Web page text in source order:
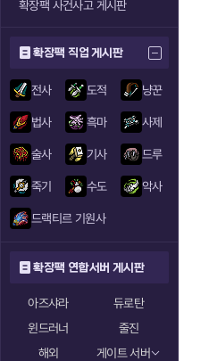
확장팩 사건사고 게시판
확장팩 직업 게시판
전사 도적 냥꾼
법사 흑마 사제
술사 기사 드루
죽기 수도 악사
드랙티르 기원사
확장팩 연합서버 게시판
아즈샤라
듀로탄
윈드러너
줄진
해외
게이트 서버